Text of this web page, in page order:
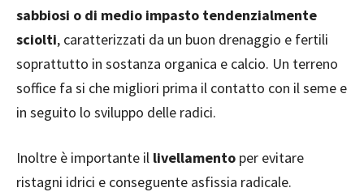
sabbiosi o di medio impasto tendenzialmente
sciolti, caratterizzati da un buon drenaggio e fertili
soprattutto in sostanza organica e calcio. Un terreno
soffice fa si che migliori prima il contatto con il seme e
in seguito lo sviluppo delle radici.
Inoltre è importante il livellamento per evitare
ristagni idrici e conseguente asfissia radicale.